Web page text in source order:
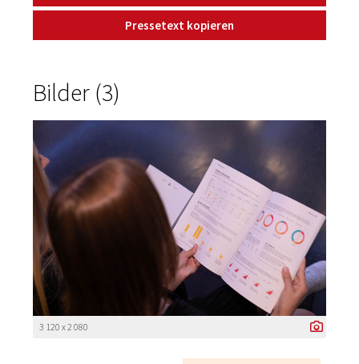
Pressetext kopieren
Bilder (3)
3 120 x 2 080